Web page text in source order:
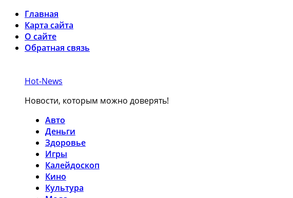
Главная
Карта сайта
О сайте
Обратная связь
Hot-News
Новости, которым можно доверять!
Авто
Деньги
Здоровье
Игры
Калейдоскоп
Кино
Культура